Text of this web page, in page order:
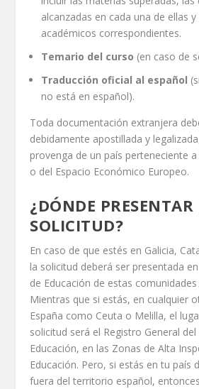
alcanzadas en cada una de ellas
académicos correspondientes.
Temario del curso (en caso de
Traducción oficial al español
no está en español).
Toda documentación extranjera
debidamente apostillada y
provenga de un país perteneciente
o del Espacio Económico Europeo.
¿DÓNDE PRESENTAR
SOLICITUD?
En caso de que estés en Galicia,
la solicitud deberá ser presentada
de Educación de estas
Mientras que si estás, en cualquier
España como Ceuta o Melilla, el
solicitud será el Registro General
Educación, en las Zonas de Alta
Educación. Pero, si estás en tu país
fuera del territorio español,